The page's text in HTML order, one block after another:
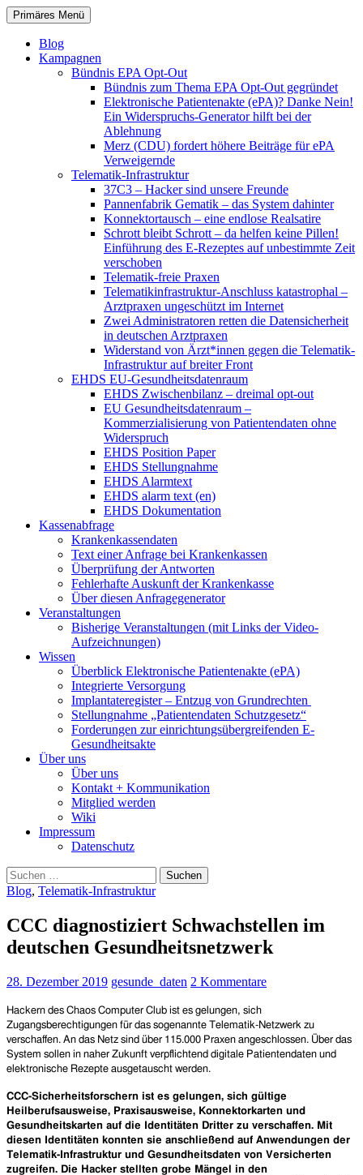
Zum
Inhalt
springen
patientenrechte-datenschutz.de
Suchen
Primäres Menü
Blog
Kampagnen
Bündnis EPA Opt-Out
Bündnis zum Thema EPA Opt-Out gegründet
Elektronische Patientenakte (ePA)? Danke Nein!
Ein Widerspruchs-Generator hilft bei der
Ablehnung
Merz (CDU) fordert höhere Beiträge für ePA
Verweigernde
Telematik-Infrastruktur
37C3 – Hacker sind unsere Freunde
Pannenfabrik Gematik – das System dahinter
Konnektortausch – eine endlose Realsatire
Schrott bleibt Schrott – da helfen keine Pillen!
Einführung des E-Rezeptes auf unbestimmte Zeit
verschoben
Telematik-freie Praxen
Telematikinfrastruktur-Anschluss katastrophal –
Arztpraxen ungeschützt im Internet
Zwei Administratoren retten die Datensicherheit
in deutschen Arztpraxen
Widerstand von Ärzt*innen gegen die Telematik-
Infrastruktur auf breiter Front
EHDS EU-Gesundheitsdatenraum
EHDS Zwischenbilanz – dreimal opt-out
EU Gesundheitsdatenraum –
Kommerzialisierung von Patientendaten ohne
Widerspruch
EHDS Position Paper
EHDS Stellungnahme
EHDS Alarmtext
EHDS alarm text (en)
EHDS Dokumentation
Kassenabfrage
Krankenkassendaten
Text einer Anfrage bei Krankenkassen
Überprüfung der Antworten
Fehlerhafte Auskunft der Krankenkasse
Über diesen Anfragegenerator
Veranstaltungen
Bisherige Veranstaltungen (mit Links der Video-
Aufzeichnungen)
Wissen
Überblick Elektronische Patientenakte (ePA)
Integrierte Versorgung
Implantateregister – Entzug von Grundrechten
Stellungnahme „Patientendaten Schutzgesetz“
Forderungen zur einrichtungsübergreifenden E-
Gesundheitsakte
Über uns
Über uns
Kontakt + Kommunikation
Mitglied werden
Wiki
Impressum
Datenschutz
Suchen
nach:
Blog, Telematik-Infrastruktur
CCC diagnostiziert Schwachstellen im
deutschen Gesundheitsnetzwerk
28. Dezember 2019 gesunde_daten 2 Kommentare
Hackern des Chaos Computer Club ist es gelungen, sich
Zugangsberechtigungen für das sogenannte Telematik-Netzwerk zu
verschaffen. An das Netz sind über 115.000 Praxen angeschlossen. Über das
System sollen in naher Zukunft verpflichtend digitale Patientendaten und
elektronische Rezepte ausgetauscht werden.
CCC-Sicherheitsforschern ist es gelungen, sich gültige
Heilberufsausweise, Praxisausweise, Konnektorkarten und
Gesundheitskarten auf die Identitäten Dritter zu verschaffen. Mit
diesen Identitäten konnten sie anschließend auf Anwendungen der
Telematik-Infrastruktur und Gesundheitsdaten von Versicherten
zugreifen. Die Hacker stellten grobe Mängel in den